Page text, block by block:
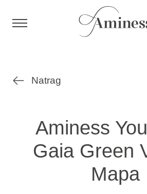
Hoteli i resorti
Kampovi
Posebne ponude
Natrag
Aminess
Gaia Green
Mapa